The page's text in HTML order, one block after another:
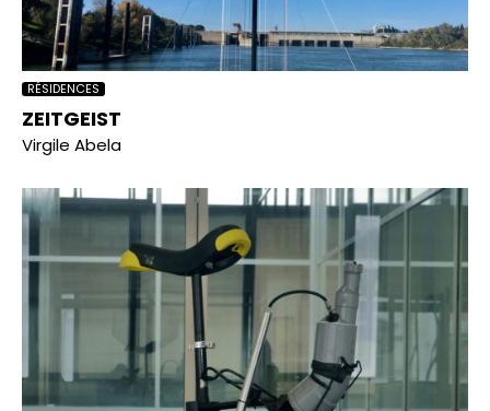
RÉSIDENCES
ZEITGEIST
Virgile Abela